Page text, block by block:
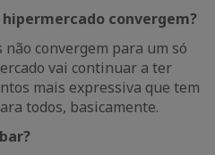
convergem?
convergem para um só
vai continuar a ter
mais expressiva que tem
todos, basicamente.